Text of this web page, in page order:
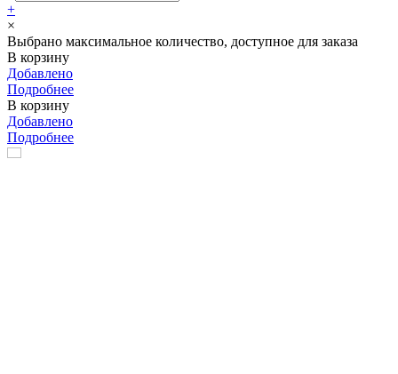
+
×
Выбрано максимальное количество, доступное для заказа
В корзину
Добавлено
Подробнее
В корзину
Добавлено
Подробнее